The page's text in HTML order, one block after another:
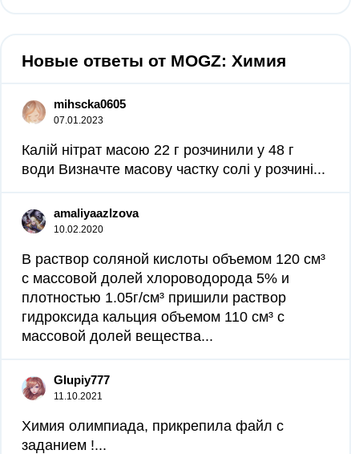
Новые ответы от MOGZ: Химия
mihscka0605
07.01.2023
Калій нітрат масою 22 г розчинили у 48 г
води Визначте масову частку солі у розчині...
amaliyaazlzova
10.02.2020
В раствор соляной кислоты объемом 120 см³
с массовой долей хлороводорода 5% и
плотностью 1.05г/см³ пришили раствор
гидроксида кальция объемом 110 см³ с
массовой долей вещества...
Glupiy777
11.10.2021
Химия олимпиада, прикрепила файл с
заданием !...